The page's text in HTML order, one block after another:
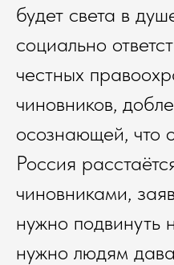
будет света в
социально
честных
чиновников,
осознающей, что
Россия
чиновниками,
нужно подвинуть
нужно людям